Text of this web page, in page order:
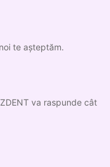
te așteptăm.
va raspunde cât